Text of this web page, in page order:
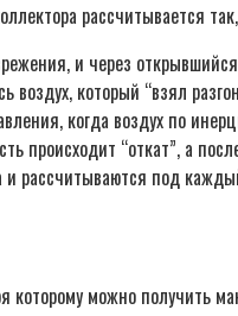
рассчитывается
и через
который “взял
когда воздух по
происходит “откат”, а
рассчитываются под
можно получить